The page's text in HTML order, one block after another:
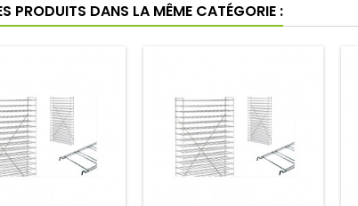
PRODUITS DANS LA MÊME CATÉGORIE :